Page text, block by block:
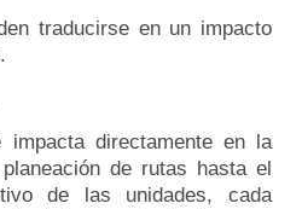
traducirse en un impacto
impacta directamente en la
de rutas hasta el
de las unidades, cada